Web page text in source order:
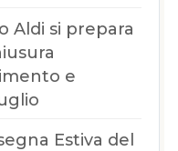
Aldi si prepara
e
Estiva del